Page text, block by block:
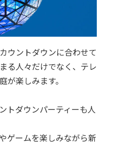
ウントダウンに合わせて
る人々だけでなく、テレ
が楽しみます。
トダウンパーティーも人
ゲームを楽しみながら新